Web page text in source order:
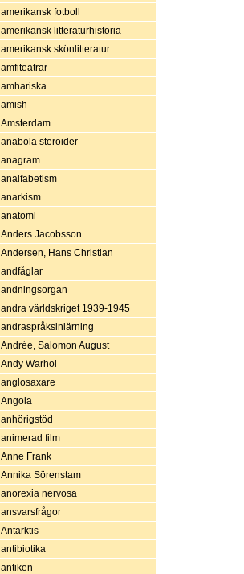
amerikansk fotboll
amerikansk litteraturhistoria
amerikansk skönlitteratur
amfiteatrar
amhariska
amish
Amsterdam
anabola steroider
anagram
analfabetism
anarkism
anatomi
Anders Jacobsson
Andersen, Hans Christian
andfåglar
andningsorgan
andra världskriget 1939-1945
andraspråksinlärning
Andrée, Salomon August
Andy Warhol
anglosaxare
Angola
anhörigstöd
animerad film
Anne Frank
Annika Sörenstam
anorexia nervosa
ansvarsfrågor
Antarktis
antibiotika
antiken